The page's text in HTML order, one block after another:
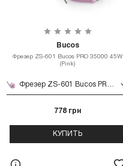
Bucos
Фрезер ZS-601 Bucos PRO 35000 45W
(Pink)
Фрезер ZS-601 Bucos PRO 35000 45W (Pink)
778 грн
КУПИТЬ